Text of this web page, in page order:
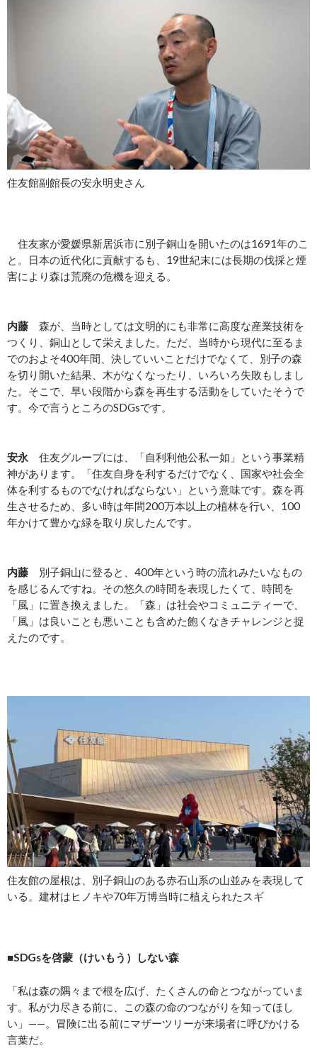
住友館副館長の安永明史さん
住友家が愛媛県新居浜市に別子銅山を開いたのは1691年のこ
と。日本の近代化に貢献するも、19世紀末には長期の伐採と煙
害により森は荒廃の危機を迎える。
内藤 森が、当時としては文明的にも非常に高度な産業技術を
つくり、銅山として栄えました。ただ、当時から現代に至るま
でのおよそ400年間、決していいことだけでなくて、別子の森
を切り開いた結果、木がなくなったり、いろいろ失敗もしまし
た。そこで、早い段階から森を再生する活動をしていたそうで
す。今で言うところのSDGsです。
安永 住友グループには、「自利利他公私一如」という事業精
神があります。「住友自身を利するだけでなく、国家や社会全
体を利するものでなければならない」という意味です。森を再
生させるため、多い時は年間200万本以上の植林を行い、100
年かけて豊かな緑を取り戻したんです。
内藤 別子銅山に登ると、400年という時の流れみたいなもの
を感じるんですね。その悠久の時間を表現したくて、時間を
「風」に置き換えました。「森」は社会やコミュニティーで、
「風」は良いことも悪いことも含めた飽くなきチャレンジと捉
えたのです。
住友館の屋根は、別子銅山のある赤石山系の山並みを表現して
いる。建材はヒノキや70年万博当時に植えられたスギ
■SDGsを啓蒙（けいもう）しない森
「私は森の隅々まで根を広げ、たくさんの命とつながっていま
す。私が力尽きる前に、この森の命のつながりを知ってほし
い」——。冒険に出る前にマザーツリーが来場者に呼びかける
言葉だ。